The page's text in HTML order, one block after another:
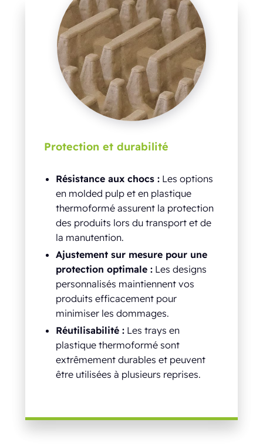
Protection et durabilité
Résistance aux chocs :Les options
en molded pulp et en plastique
thermoformé assurent la protection
des produits lors du transport et de
la manutention.
Ajustement sur mesure pour une
protection optimale :Les designs
personnalisés maintiennent vos
produits efficacement pour
minimiser les dommages.
Réutilisabilité :Les trays en
plastique thermoformé sont
extrêmement durables et peuvent
être utilisées à plusieurs reprises.